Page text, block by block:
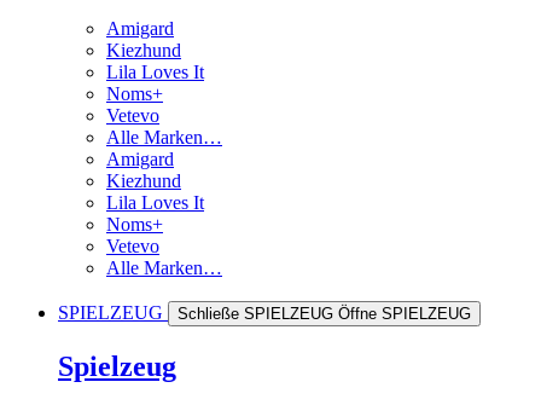
Amigard
Kiezhund
Lila Loves It
Noms+
Vetevo
Alle Marken…
Amigard
Kiezhund
Lila Loves It
Noms+
Vetevo
Alle Marken…
SPIELZEUG Schließe SPIELZEUG Öffne SPIELZEUG
Spielzeug